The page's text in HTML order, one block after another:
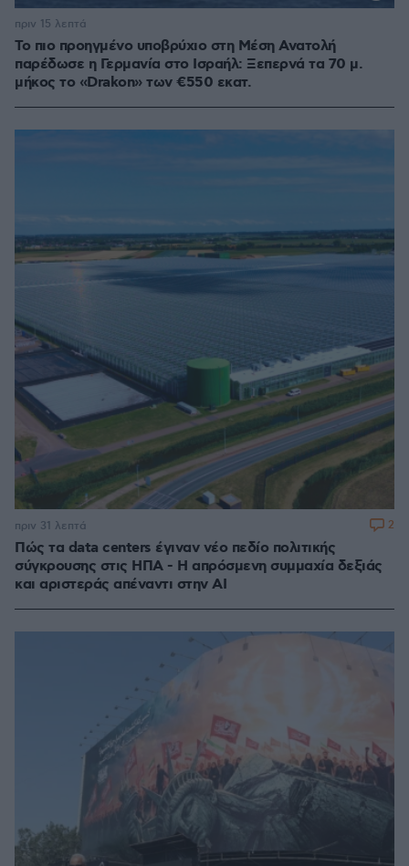
Το πιο προηγμένο υποβρύχιο στη Μέση Ανατολή
παρέδωσε η Γερμανία στο Ισραήλ: Ξεπερνά τα 70 μ.
μήκος το «Drakon» των €550 εκατ.
πριν 15 λεπτά
Πώς τα data centers έγιναν νέο πεδίο πολιτικής
σύγκρουσης στις ΗΠΑ - Η απρόσμενη συμμαχία δεξιάς
και αριστεράς απέναντι στην AI
πριν 31 λεπτά 2